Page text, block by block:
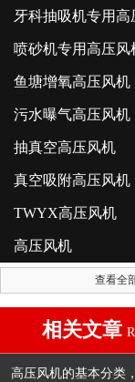
牙科抽吸机专用高
喷砂机专用高压风
鱼塘增氧高压风机
污水曝气高压风机
抽真空高压风机
真空吸附高压风机
TWYX高压风机
高压风机
查看全
相关文章
高压风机的基本分类